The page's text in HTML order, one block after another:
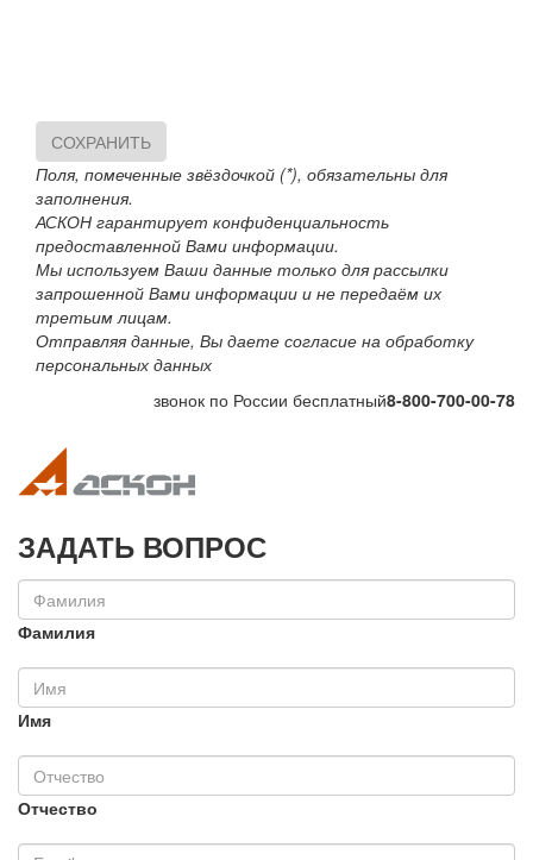
СОХРАНИТЬ
Поля, помеченные звёздочкой (*), обязательны для
заполнения.
АСКОН гарантирует конфиденциальность
предоставленной Вами информации.
Мы используем Ваши данные только для рассылки
запрошенной Вами информации и не передаём их
третьим лицам.
Отправляя данные, Вы даете согласие на обработку
персональных данных
звонок по России бесплатный8-800-700-00-78
ЗАДАТЬ ВОПРОС
Фамилия
Имя
Отчество